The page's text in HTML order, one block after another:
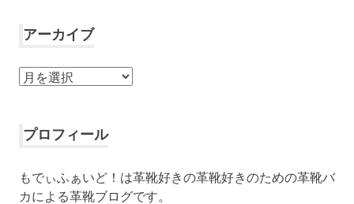
アーカイブ
ア
イ
プロフィール
もでぃふぁいど！は革靴好きの革靴好きのための革靴バ
カによる革靴ブログです。